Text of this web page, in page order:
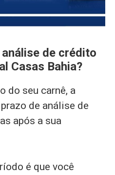
de crédito
Casas Bahia?
do seu carnê, a
de análise de
após a sua
é que você